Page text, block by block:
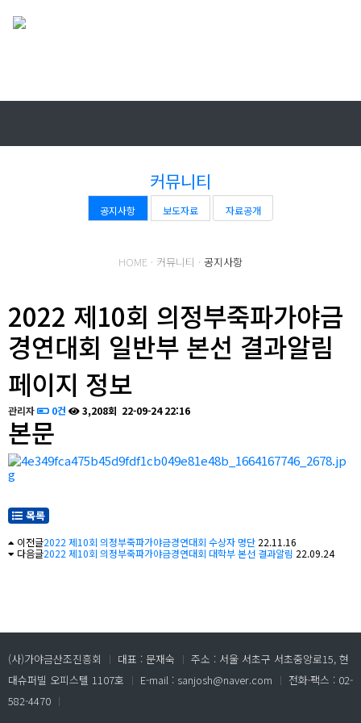
커뮤니티
공지사항 보도자료 자료공개
HOME · 커뮤니티 · 공지사항
2022 제10회 의정부죽파가야금
경연대회 일반부 본선 결과알림
페이지 정보
관리자 0건 3,208회 22-09-24 22:16
본문
목록
이전글2022 제10회 의정부죽파가야금경연대회 수상자 명단 22.11.16
다음글2022 제10회 의정부죽파가야금경연대회 대학부 본선 결과알림 22.09.24
(사)가야금산조진흥회 ㅣ 대표 : 문재숙 ㅣ 주소 : 서울 서초구 서초중앙로15, 현
대슈퍼빌 오피스텔 1107호 ㅣ E-mail : sanjosh@naver.com ㅣ 전화·팩스 : 02-
582-4470 ㅣ